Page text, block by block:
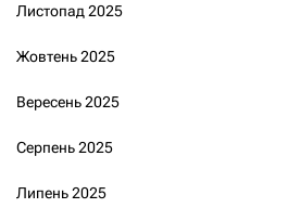
Листопад 2025
Жовтень 2025
Вересень 2025
Серпень 2025
Липень 2025